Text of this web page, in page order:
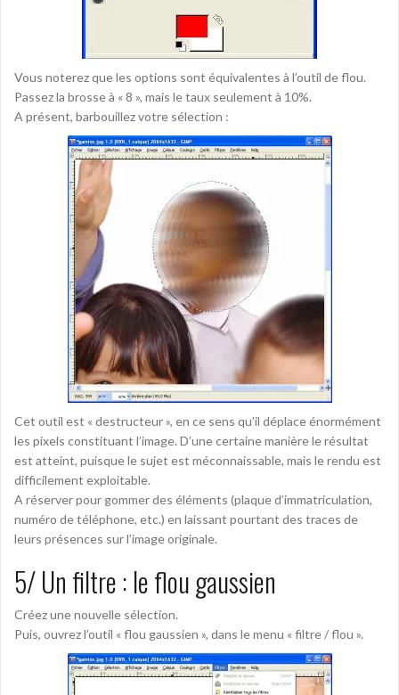
Vous noterez que les options sont équivalentes à l’outil de flou.
Passez la brosse à « 8 », mais le taux seulement à 10%.
A présent, barbouillez votre sélection :
Cet outil est « destructeur », en ce sens qu’il déplace énormément
les pixels constituant l’image. D’une certaine manière le résultat
est atteint, puisque le sujet est méconnaissable, mais le rendu est
difficilement exploitable.
A réserver pour gommer des éléments (plaque d’immatriculation,
numéro de téléphone, etc.) en laissant pourtant des traces de
leurs présences sur l’image originale.
5/ Un filtre : le flou gaussien
Créez une nouvelle sélection.
Puis, ouvrez l’outil « flou gaussien », dans le menu « filtre / flou ».